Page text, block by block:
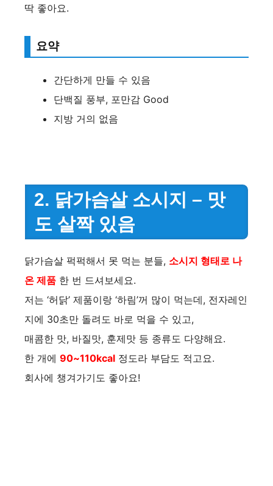
딱 좋아요.
요약
간단하게 만들 수 있음
단백질 풍부, 포만감 Good
지방 거의 없음
2. 닭가슴살 소시지 – 맛
도 살짝 있음
닭가슴살 퍽퍽해서 못 먹는 분들, 소시지 형태로 나
온 제품 한 번 드셔보세요.
저는 ‘허닭’ 제품이랑 ‘하림’꺼 많이 먹는데, 전자레인
지에 30초만 돌려도 바로 먹을 수 있고,
매콤한 맛, 바질맛, 훈제맛 등 종류도 다양해요.
한 개에 90~110kcal 정도라 부담도 적고요.
회사에 챙겨가기도 좋아요!